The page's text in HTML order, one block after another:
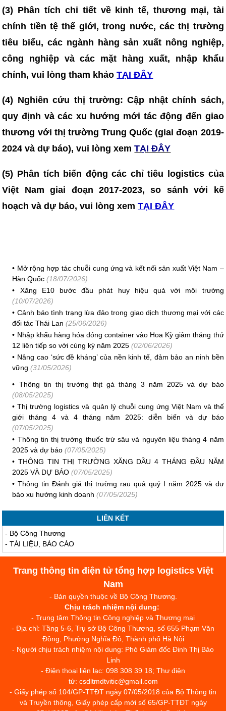
(3) Phân tích chi tiết về kinh tế, thương mại, tài
chính tiền tệ thế giới, trong nước, các thị trường
tiêu biểu, các ngành hàng sản xuất nông nghiệp,
công nghiệp và các mặt hàng xuất, nhập khẩu
chính, vui lòng tham khảo TẠI ĐÂY
(4) Nghiên cứu thị trường: Cập nhật chính sách,
quy định và các xu hướng mới tác động đến giao
thương với thị trường Trung Quốc (giai đoạn 2019-
2024 và dự báo), vui lòng xemTẠI ĐÂY
(5) Phân tích biến động các chỉ tiêu logistics của
Việt Nam giai đoạn 2017-2023, so sánh với kế
hoạch và dự báo, vui lòng xemTẠI ĐÂY
• Mở rộng hợp tác chuỗi cung ứng và kết nối sản xuất Việt Nam –
Hàn Quốc (18/07/2026)
• Xăng E10 bước đầu phát huy hiệu quả với môi trường
(10/07/2026)
•Cảnh báo tình trạng lừa đảo trong giao dịch thương mại với các
đối tác Thái Lan (25/06/2026)
• Nhập khẩu hàng hóa đóng container vào Hoa Kỳ giảm tháng thứ
12 liên tiếp so với cùng kỳ năm 2025 (02/06/2026)
• Nâng cao ‘sức đề kháng’ của nền kinh tế, đảm bảo an ninh bền
vững (31/05/2026)
• Thông tin thị trường thịt gà tháng 3 năm 2025 và dự báo
(08/05/2025)
•Thị trường logistics và quản lý chuỗi cung ứng Việt Nam và thế
giới tháng 4 và 4 tháng năm 2025: diễn biến và dự báo
(07/05/2025)
• Thông tin thị trường thuốc trừ sâu và nguyên liệu tháng 4 năm
2025 và dự báo (07/05/2025)
•THÔNG TIN THỊ TRƯỜNG XĂNG DẦU 4 THÁNG ĐẦU NĂM
2025 VÀ DỰ BÁO (07/05/2025)
•Thông tin Đánh giá thị trường rau quả quý I năm 2025 và dự
báo xu hướng kinh doanh(07/05/2025)
LIÊN KẾT
- Bộ Công Thương
-TÀI LIỆU, BÁO CÁO
Trang thông tin điện tử tổng hợp logistics Việt
Nam
- Bản quyền thuộc về Bộ Công Thương.
Chịu trách nhiệm nội dung:
- Trung tâm Thông tin Công nghiệp và Thương mại
- Địa chỉ: Tầng 5-6, Trụ sở Bộ Công Thương, số 655 Phạm Văn
Đồng, Phường Nghĩa Đô, Thành phố Hà Nội
- Người chịu trách nhiệm nội dung: Phó Giám đốc Đinh Thị Bảo
Linh
- Điện thoại liên lạc: 098 308 39 18; Thư điện
tử: csdltmdtvitic@gmail.com
- Giấy phép số 104/GP-TTĐT ngày 07/05/2018 của Bộ Thông tin
và Truyền thông, Giấy phép cấp mới số 65/GP-TTĐT ngày